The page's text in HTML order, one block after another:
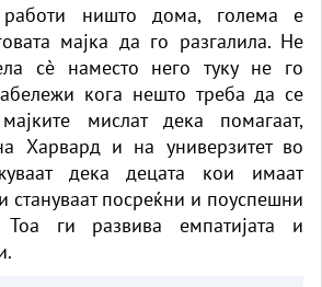
ништо дома, голема е
мајка да го разгалила. Не
сè наместо него туку не го
кога нешто треба да се
мислат дека помагаат,
Харвард и на универзитет во
дека децата кои имаат
посреќни и поуспешни
Тоа ги развива емпатијата и